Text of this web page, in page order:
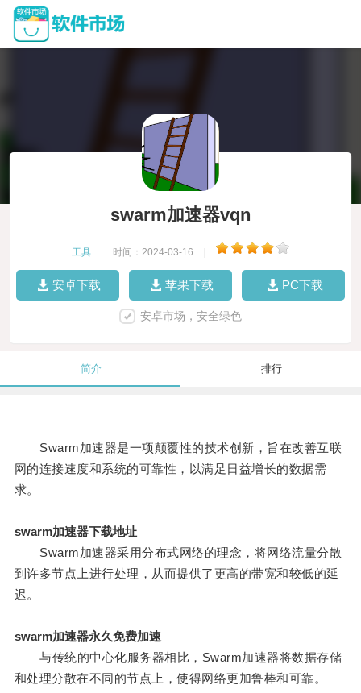
swarm加速器vqn
工具 时间：2024-03-16
安卓下载 苹果下载 PC下载
安卓市场，安全绿色
简介 排行
Swarm加速器是一项颠覆性的技术创新，旨在改善互联
网的连接速度和系统的可靠性，以满足日益增长的数据需
求。
swarm加速器下载地址
Swarm加速器采用分布式网络的理念，将网络流量分散
到许多节点上进行处理，从而提供了更高的带宽和较低的延
迟。
swarm加速器永久免费加速
与传统的中心化服务器相比，Swarm加速器将数据存储
和处理分散在不同的节点上，使得网络更加鲁棒和可靠。